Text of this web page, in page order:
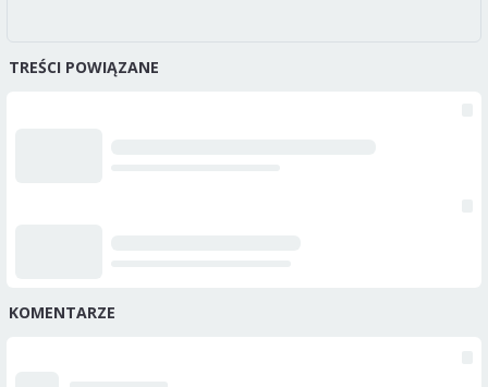
TREŚCI POWIĄZANE
KOMENTARZE